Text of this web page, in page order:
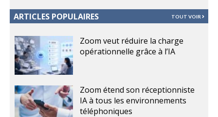
ARTICLES POPULAIRES TOUT VOIR
Zoom veut réduire la charge
opérationnelle grâce à l’IA
Zoom étend son réceptionniste
IA à tous les environnements
téléphoniques